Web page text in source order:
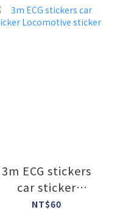
3m ECG stickers
car sticker
Locomotive
NT$60